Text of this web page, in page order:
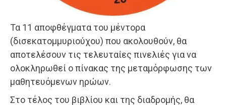
Τα 11 αποφθέγματα του μέντορα
(δισεκατομμυριούχου) που ακολουθούν, θα
αποτελέσουν τις τελευταίες πινελιές για να
ολοκληρωθεί ο πίνακας της μεταμόρφωσης των
μαθητευόμενων ηρώων.
Στο τέλος του βιβλίου και της διαδρομής, θα